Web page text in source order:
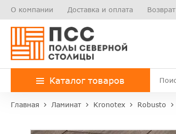
О компании Доставка и оплата Возврат
Каталог товаров
Главная Ламинат Kronotex Robusto